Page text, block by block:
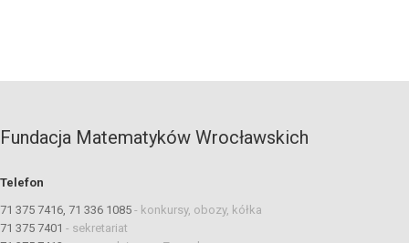
Fundacja Matematyków Wrocławskich
Telefon
71 375 7416, 71 336 1085 - konkursy, obozy, kółka
71 375 7401 - sekretariat